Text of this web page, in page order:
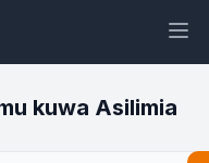
kuwa Asilimia